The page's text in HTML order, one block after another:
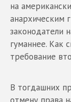
на
анархическим
законодатели
гуманнее. Как
требование
В тогдашних